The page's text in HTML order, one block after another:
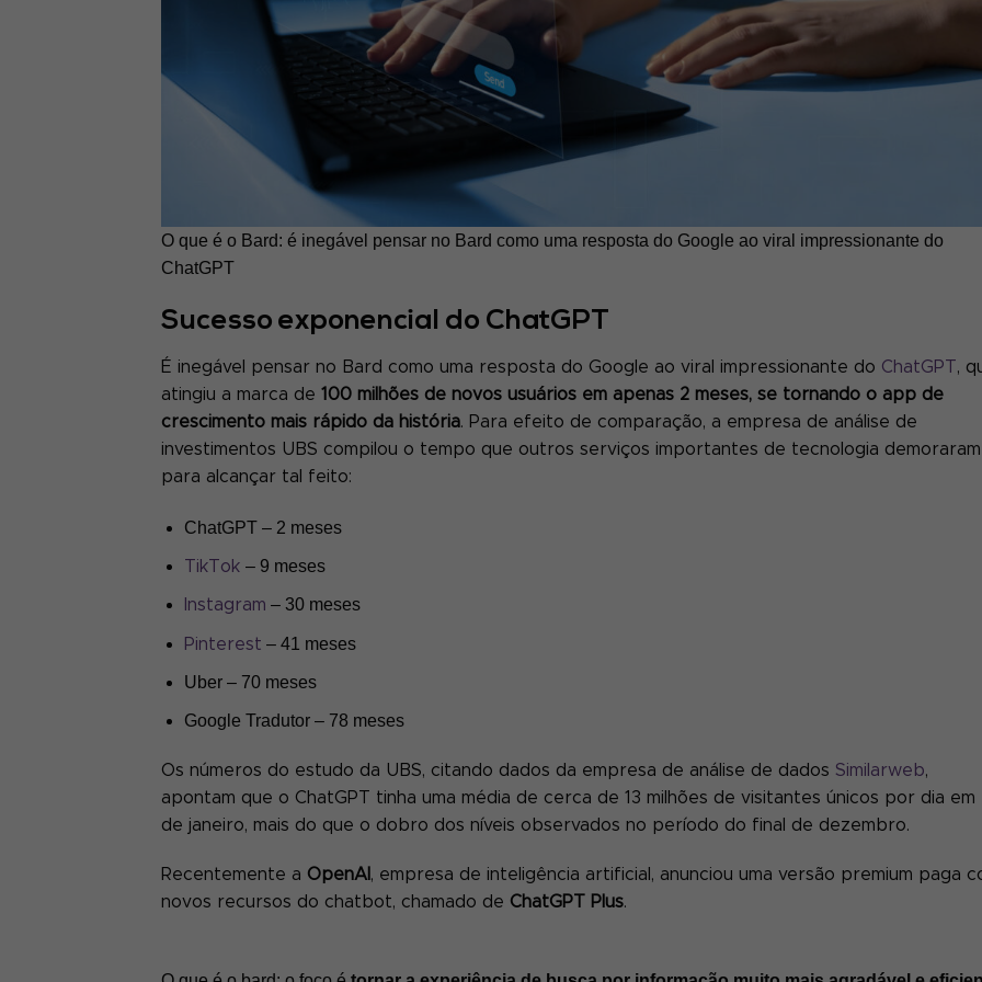
O que é o Bard: é inegável pensar no Bard como uma resposta do Google ao viral impressionante do
ChatGPT
Sucesso exponencial do ChatGPT
É inegável pensar no Bard como uma resposta do Google ao viral impressionante do ChatGPT ,
atingiu a marca de 100 milhões de novos usuários em apenas 2 meses, se tornando o app de
crescimento mais rápido da história. Para efeito de comparação, a empresa de análise de
investimentos UBS compilou o tempo que outros serviços importantes de tecnologia demoraram
para alcançar tal feito:
ChatGPT – 2 meses
TikTok – 9 meses
Instagram – 30 meses
Pinterest – 41 meses
Uber – 70 meses
Google Tradutor – 78 meses
Os números do estudo da UBS, citando dados da empresa de análise de dados Similarweb,
apontam que o ChatGPT tinha uma média de cerca de 13 milhões de visitantes únicos por dia em
de janeiro, mais do que o dobro dos níveis observados no período do final de dezembro.
Recentemente a OpenAI , empresa de inteligência artificial, anunciou uma versão premium paga
novos recursos do chatbot, chamado de ChatGPT Plus.